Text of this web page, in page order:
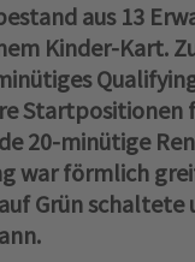
aus 13
Kinder-Kart.
Startpositionen
20-minütige
war förmlich
Grün schaltete